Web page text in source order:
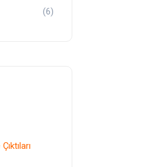
(6)